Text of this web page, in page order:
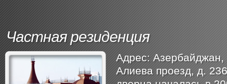
Частная резиденция
Адрес: Азербайджан,
Алиева проезд, д.